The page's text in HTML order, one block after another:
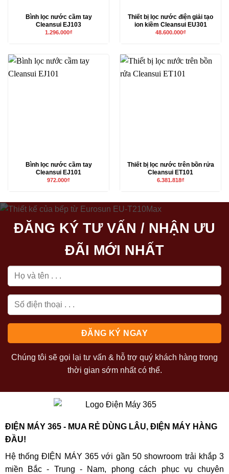
Bình lọc nước cầm tay
Cleansui EJ103
1.296.000₫
Thiết bị lọc nước điện giải tạo
ion kiềm Cleansui EU301
48.600.000₫
Bình lọc nước cầm tay
Cleansui EJ101
972.000₫
Thiết bị lọc nước trên bồn rửa
Cleansui ET101
6.381.818₫
ĐĂNG KÝ TƯ VẤN / NHẬN ƯU
ĐÃI MỚI NHẤT
Chúng tôi sẽ gọi lại tư vấn & hỗ trợ quý khách hàng trong
thời gian sớm nhất có thể.
ĐIỆN MÁY 365 - MUA RẺ DÙNG LÂU, ĐIỆN MÁY HÀNG
ĐẦU!
Hệ thống ĐIỆN MÁY 365 với gần 50 showroom trải khắp 3
miền Bắc - Trung - Nam, phong cách phục vụ chuyên